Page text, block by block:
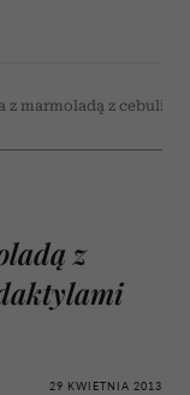
z marmoladą z cebuli
z
29 KWIETNIA 2013